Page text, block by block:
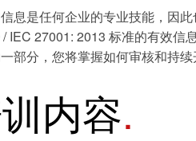
息是任何企业的专业技能，因
/ IEC 27001: 2013 标准的有效信
部分，您将掌握如何审核和持续
内容